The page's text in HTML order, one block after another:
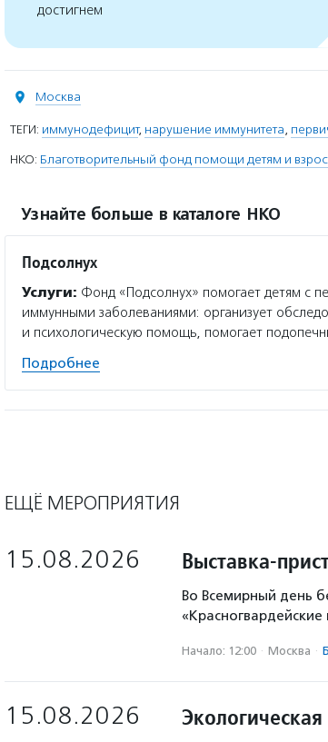
достигнем
Москва
ТЕГИ: иммунодефицит, нарушение иммунитета,
НКО: Благотворительный фонд помощи детям и
Узнайте больше в каталоге НКО
Подсолнух
Услуги: Фонд «Подсолнух» помогает детям с
иммунными заболеваниями: организует
и психологическую помощь, помогает
Подробнее
ЕЩЁ МЕРОПРИЯТИЯ
15.08.2026 Выставка-
Во Всемирный день
Начало: 12:00 · Москва ·
15.08.2026